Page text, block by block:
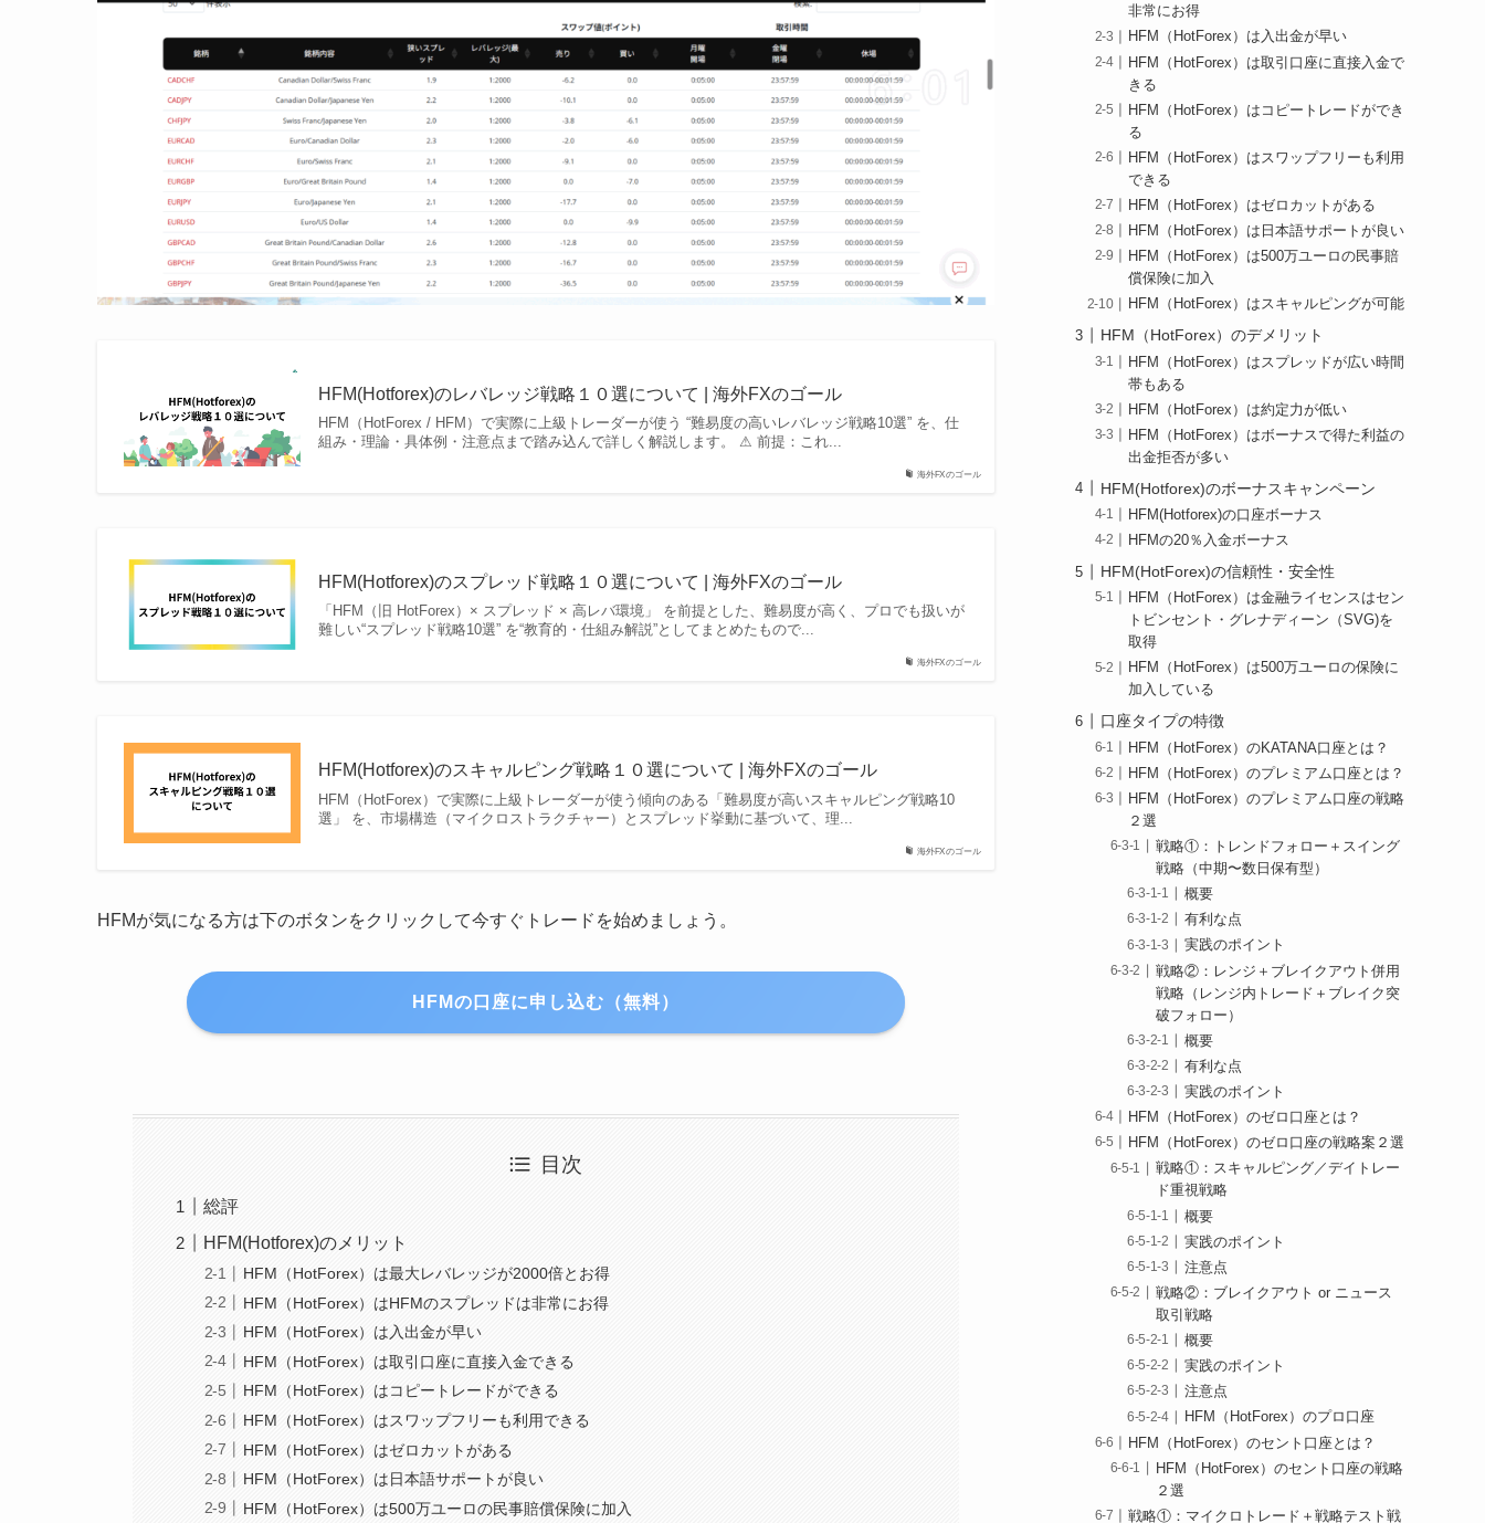
海外FXのゴール
HFM(Hotforex)のレバレッジ戦略１０選について | 海外FXのゴール
HFM（HotForex / HFM）で実際に上級トレーダーが使う “難易度の高いレバレッジ戦略10選” を、仕
組み・理論・具体例・注意点まで踏み込んで詳しく解説します。 ⚠ 前提：これ...
海外FXのゴール
HFM(Hotforex)のスプレッド戦略１０選について | 海外FXのゴール
「HFM（旧 HotForex）× スプレッド × 高レバ環境」 を前提とした、難易度が高く、プロでも扱いが
難しい“スプレッド戦略10選” を“教育的・仕組み解説”としてまとめたもので...
海外FXのゴール
HFM(Hotforex)のスキャルピング戦略１０選について | 海外FXのゴール
HFM（HotForex）で実際に上級トレーダーが使う傾向のある「難易度が高いスキャルピング戦略10
選」 を、市場構造（マイクロストラクチャー）とスプレッド挙動に基づいて、理...
HFMが気になる方は下のボタンをクリックして今すぐトレードを始めましょう。
HFMの口座に申し込む（無料）
目次
総評
HFM(Hotforex)のメリット
HFM（HotForex）は最大レバレッジが2000倍とお得
HFM（HotForex）はHFMのスプレッドは非常にお得
HFM（HotForex）は入出金が早い
HFM（HotForex）は取引口座に直接入金できる
HFM（HotForex）はコピートレードができる
HFM（HotForex）はスワップフリーも利用できる
HFM（HotForex）はゼロカットがある
HFM（HotForex）は日本語サポートが良い
HFM（HotForex）は500万ユーロの民事賠償保険に加入
非常にお得
HFM（HotForex）は入出金が早い
HFM（HotForex）は取引口座に直接入金で
きる
HFM（HotForex）はコピートレードができ
る
HFM（HotForex）はスワップフリーも利用
できる
HFM（HotForex）はゼロカットがある
HFM（HotForex）は日本語サポートが良い
HFM（HotForex）は500万ユーロの民事賠
償保険に加入
HFM（HotForex）はスキャルピングが可能
HFM（HotForex）のデメリット
HFM（HotForex）はスプレッドが広い時間
帯もある
HFM（HotForex）は約定力が低い
HFM（HotForex）はボーナスで得た利益の
出金拒否が多い
HFM(Hotforex)のボーナスキャンペーン
HFM(Hotforex)の口座ボーナス
HFMの20％入金ボーナス
HFM(HotForex)の信頼性・安全性
HFM（HotForex）は金融ライセンスはセン
トビンセント・グレナディーン（SVG)を
取得
HFM（HotForex）は500万ユーロの保険に
加入している
口座タイプの特徴
HFM（HotForex）のKATANA口座とは？
HFM（HotForex）のプレミアム口座とは？
HFM（HotForex）のプレミアム口座の戦略
２選
戦略①：トレンドフォロー＋スイング
戦略（中期〜数日保有型）
概要
有利な点
実践のポイント
戦略②：レンジ＋ブレイクアウト併用
戦略（レンジ内トレード＋ブレイク突
破フォロー）
概要
有利な点
実践のポイント
HFM（HotForex）のゼロ口座とは？
HFM（HotForex）のゼロ口座の戦略案２選
戦略①：スキャルピング／デイトレー
ド重視戦略
概要
実践のポイント
注意点
戦略②：ブレイクアウト or ニュース
取引戦略
概要
実践のポイント
注意点
HFM（HotForex）のプロ口座
HFM（HotForex）のセント口座とは？
HFM（HotForex）のセント口座の戦略
２選
戦略①：マイクロトレード＋戦略テスト戦